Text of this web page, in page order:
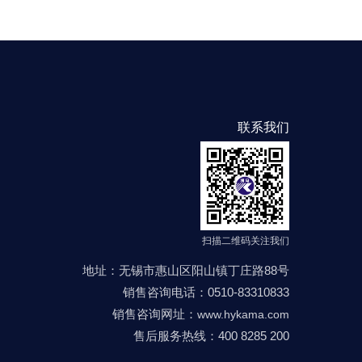
联系我们
扫描二维码关注我们
地址：无锡市惠山区阳山镇丁庄路88号
销售咨询电话：0510-83310833
销售咨询网址： www.hykama.com
售后服务热线：400 8285 200